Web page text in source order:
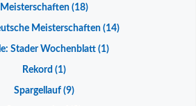
Meisterschaften(18)
Meisterschaften (14)
Stader Wochenblatt (1)
Rekord (1)
Spargellauf(9)